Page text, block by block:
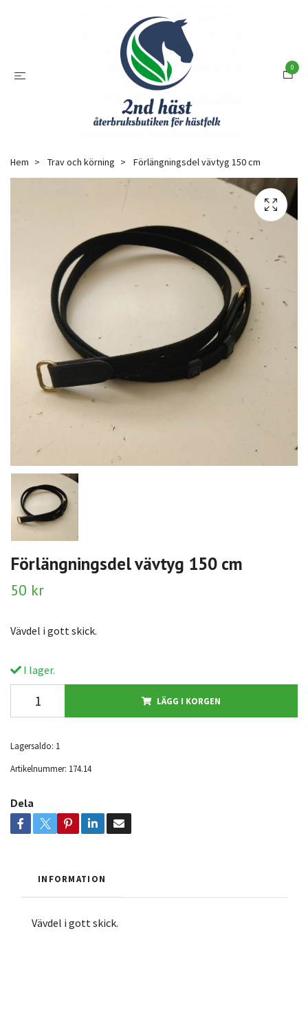
0
Hem Trav och körning Förlängningsdel vävtyg 150 cm
Förlängningsdel vävtyg 150 cm
50 kr
Vävdel i gott skick.
I lager.
LÄGG I KORGEN
Lagersaldo: 1
Artikelnummer: 174.14
Dela
INFORMATION
Vävdel i gott skick.